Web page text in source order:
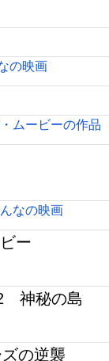
の映画
ムービーの作品
なの映画
ー
神秘の島
の逆襲